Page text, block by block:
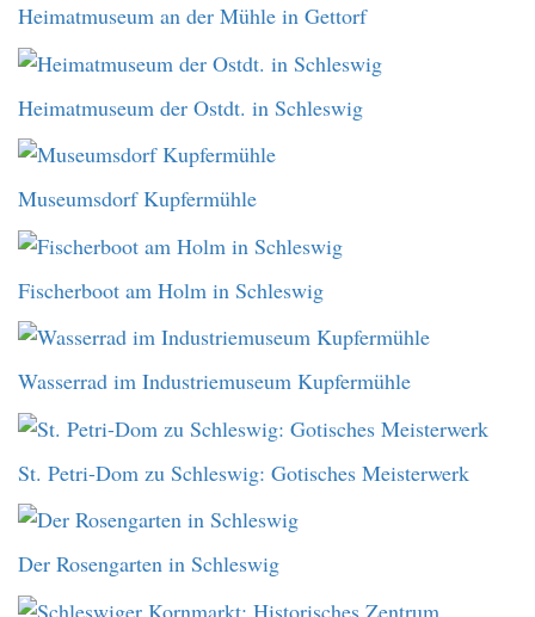
Heimatmuseum an der Mühle in Gettorf
Heimatmuseum der Ostdt. in Schleswig
Museumsdorf Kupfermühle
Fischerboot am Holm in Schleswig
Wasserrad im Industriemuseum Kupfermühle
St. Petri-Dom zu Schleswig: Gotisches Meisterwerk
Der Rosengarten in Schleswig